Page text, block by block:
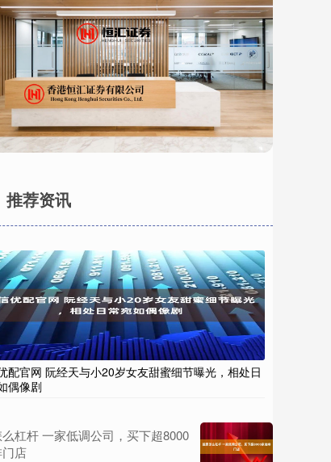
推荐资讯
配官网 阮经天与小20岁女友甜蜜细节曝光，相处日
偶像剧
么杠杆 一家低调公司，买下超8000
店